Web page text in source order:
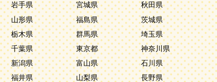
岩手県
宮城県
秋田県
山形県
福島県
茨城県
栃木県
群馬県
埼玉県
千葉県
東京都
神奈川県
新潟県
富山県
石川県
福井県
山梨県
長野県